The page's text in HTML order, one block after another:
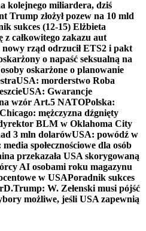
kolejnego miliardera, dziś
Trump złożył pozew na 10 mld
sukces (12-15) Elżbieta
z całkowitego zakazu aut
nowy rząd odrzucił ETS2 i pakt
o napaść seksualną na
oskarżone o planowanie
USA: morderstwo Roba
USA: Gwarancje
wzór Art.5 NATOPolska:
Chicago: mężczyzna dźgnięty
BLM w Oklahoma City
3 mln dolarówUSA: powódź w
społecznościowe dla osób
przekazała USA skorygowaną
AI osobami roku magazynu
w USAPoradnik sukces
D.Trump: W. Zełenski musi pójść
możliwe, jeśli USA zapewnią